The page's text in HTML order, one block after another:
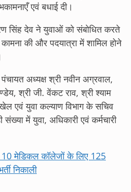
एवं बधाई दी।
सिंह देव ने युवाओं को संबोधित करते
की और पदयात्रा में शामिल होने
अध्यक्ष श्री नवीन अग्रवाल,
श्री जी. वेंकट राव, श्री श्याम
खेल एवं युवा कल्याण विभाग के सचिव
में युवा, अधिकारी एवं कर्मचारी
10 मेडिकल कॉलेजों के लिए 125
निकाली